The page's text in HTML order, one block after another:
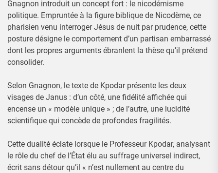
Gnagnon introduit un concept fort : le nicodémisme
politique. Empruntée à la figure biblique de Nicodème, ce
pharisien venu interroger Jésus de nuit par prudence, cette
posture désigne le comportement d’un partisan embarrassé
dont les propres arguments ébranlent la thèse qu’il prétend
consolider.
Selon Gnagnon, le texte de Kpodar présente les deux
visages de Janus : d’un côté, une fidélité affichée qui
encense un « modèle unique » ; de l’autre, une lucidité
scientifique qui concède de profondes fragilités.
Cette dualité éclate lorsque le Professeur Kpodar, analysant
le rôle du chef de l’État élu au suffrage universel indirect,
écrit sans détour qu’il « n’est nullement au centre du